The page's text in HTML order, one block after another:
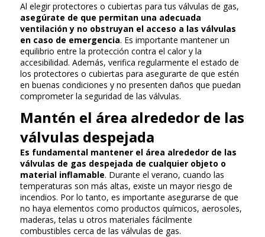
Al elegir protectores o cubiertas para tus válvulas de gas,
asegúrate de que permitan una adecuada
ventilación y no obstruyan el acceso a las válvulas
en caso de emergencia. Es importante mantener un
equilibrio entre la protección contra el calor y la
accesibilidad. Además, verifica regularmente el estado de
los protectores o cubiertas para asegurarte de que estén
en buenas condiciones y no presenten daños que puedan
comprometer la seguridad de las válvulas.
Mantén el área alrededor de las
válvulas despejada
Es fundamental mantener el área alrededor de las
válvulas de gas despejada de cualquier objeto o
material inflamable. Durante el verano, cuando las
temperaturas son más altas, existe un mayor riesgo de
incendios. Por lo tanto, es importante asegurarse de que
no haya elementos como productos químicos, aerosoles,
maderas, telas u otros materiales fácilmente
combustibles cerca de las válvulas de gas.